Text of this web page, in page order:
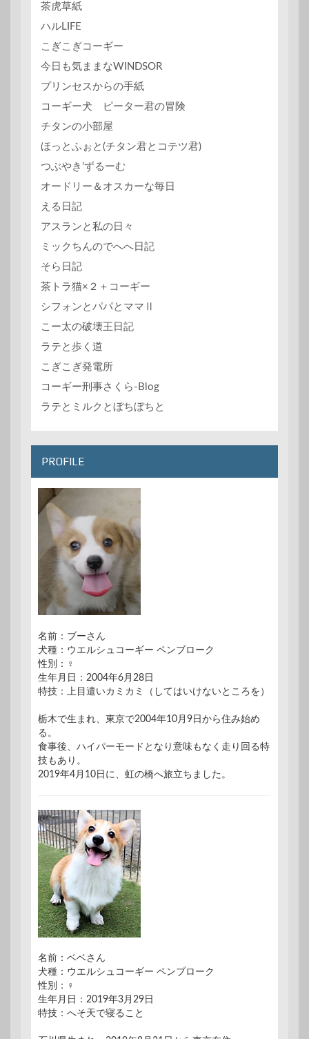
茶虎草紙
ハルLIFE
こぎこぎコーギー
今日も気ままなWINDSOR
プリンセスからの手紙
コーギー犬 ピーター君の冒険
チタンの小部屋
ほっとふぉと(チタン君とコテツ君)
つぶやき’ずるーむ
オードリー＆オスカーな毎日
える日記
アスランと私の日々
ミックちんのでへへ日記
そら日記
茶トラ猫×２＋コーギー
シフォンとパパとママⅡ
こー太の破壊王日記
ラテと歩く道
こぎこぎ発電所
コーギー刑事さくら-Blog
ラテとミルクとぼちぼちと
PROFILE
名前：ブーさん
犬種：ウエルシュコーギー ペンブローク
性別：♀
生年月日：2004年6月28日
特技：上目遣いカミカミ（してはいけないところを）
栃木で生まれ、東京で2004年10月9日から住み始め
る。
食事後、ハイパーモードとなり意味もなく走り回る特
技もあり。
2019年4月10日に、虹の橋へ旅立ちました。
名前：ベベさん
犬種：ウエルシュコーギー ペンブローク
性別：♀
生年月日：2019年3月29日
特技：へそ天で寝ること